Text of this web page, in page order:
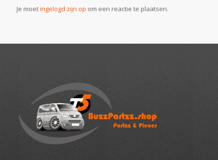
Je moetingelogd zijn op om een reactie te plaatsen.